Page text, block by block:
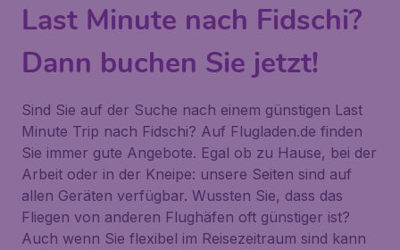
Last Minute nach Fidschi?
Dann buchen Sie jetzt!
Sind Sie auf der Suche nach einem günstigen Last
Minute Trip nach Fidschi? Auf Flugladen.de finden
Sie immer gute Angebote. Egal ob zu Hause, bei der
Arbeit oder in der Kneipe: unsere Seiten sind auf
allen Geräten verfügbar. Wussten Sie, dass das
Fliegen von anderen Flughäfen oft günstiger ist?
Auch wenn Sie flexibel im Reisezeitraum sind kann